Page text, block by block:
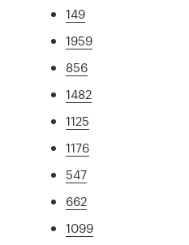
149
1959
856
1482
1125
1176
547
662
1099